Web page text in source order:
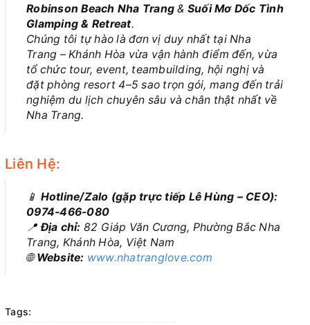
Robinson Beach Nha Trang & Suối Mơ Dốc Tình
Glamping & Retreat.
Chúng tôi tự hào là đơn vị duy nhất tại Nha
Trang – Khánh Hòa vừa vận hành điểm đến, vừa
tổ chức tour, event, teambuilding, hội nghị và
đặt phòng resort 4–5 sao trọn gói, mang đến trải
nghiệm du lịch chuyên sâu và chân thật nhất về
Nha Trang.
Liên Hệ:
📱 Hotline/Zalo (gặp trực tiếp Lê Hùng – CEO):
0974-466-080
📍Địa chỉ: 82 Giáp Văn Cương, Phường Bắc Nha
Trang, Khánh Hòa, Việt Nam
🌐Website: www.nhatranglove.com
Tags: